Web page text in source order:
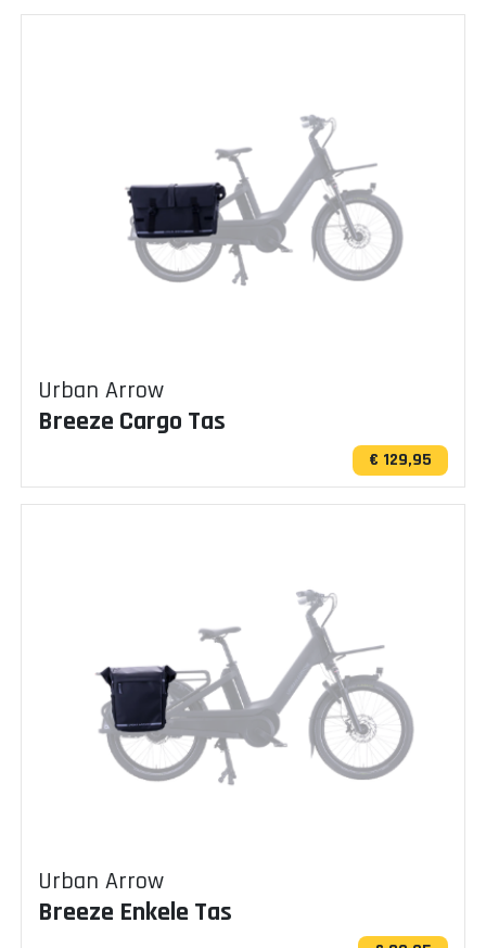
Urban Arrow
Breeze Cargo Tas
€ 129,95
Urban Arrow
Breeze Enkele Tas